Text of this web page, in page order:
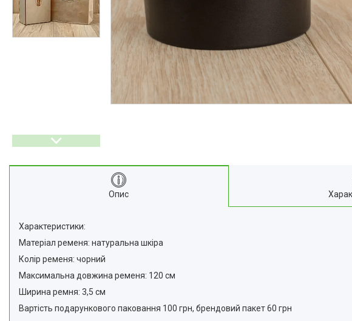
Опис
Характеристики:
Матеріал ременя: натуральна шкіра
Колір ременя: чорний
Максимальна довжина ременя: 120 см
Ширина ремня: 3,5 см
Вартість подарункового паковання 100 грн, брендовий пакет 60 грн